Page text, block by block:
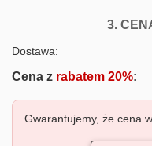
3.
Dostawa:
Cena z rabatem 20%:
Gwarantujemy, że cena